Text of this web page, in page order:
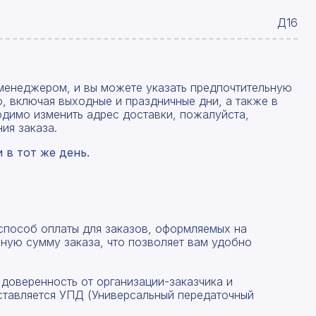
Д16
и вы можете указать предпочтительную
включая выходные и праздничные дни, а также в
изменить адрес доставки, пожалуйста,
заказа.
в тот же день.
оплаты для заказов, оформляемых на
сумму заказа, что позволяет вам удобно
от организации-заказчика и
УПД (Универсальный передаточный